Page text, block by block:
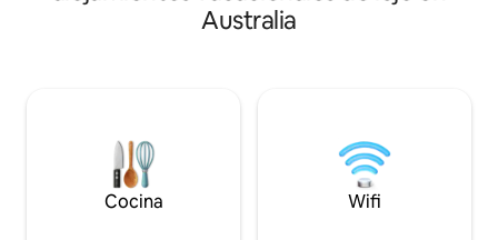
living and fireplaces, creating a natural
awaits.
Australia
Cocina Wifi